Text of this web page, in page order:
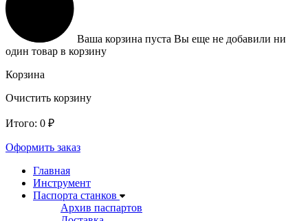
Ваша корзина пуста Вы еще не добавили ни
один товар в корзину
Корзина
Очистить корзину
Итого: 0 ₽
Оформить заказ
Главная
Инструмент
Паспорта станков
Архив паспартов